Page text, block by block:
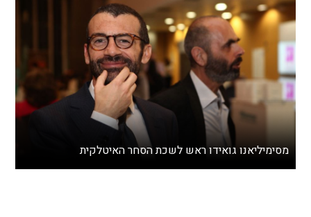
מסימיליאנו גואידו ראש לשכת הסחר האיטלקית